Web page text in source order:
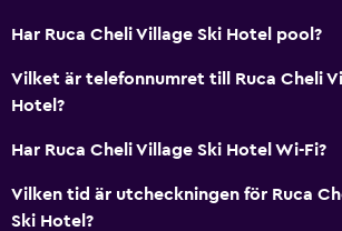
Har Ruca Cheli Village Ski Hotel pool?
Vilket är telefonnumret till Ruca Cheli
Hotel?
Har Ruca Cheli Village Ski Hotel Wi-Fi?
Vilken tid är utcheckningen för Ruca
Ski Hotel?